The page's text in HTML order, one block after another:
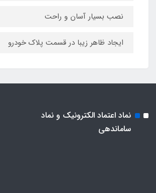
نصب بسیار آسان و راحت
ایجاد ظاهر زیبا در قسمت پلاک خودرو
نماد اعتماد الکترونیک و نماد
ساماندهی